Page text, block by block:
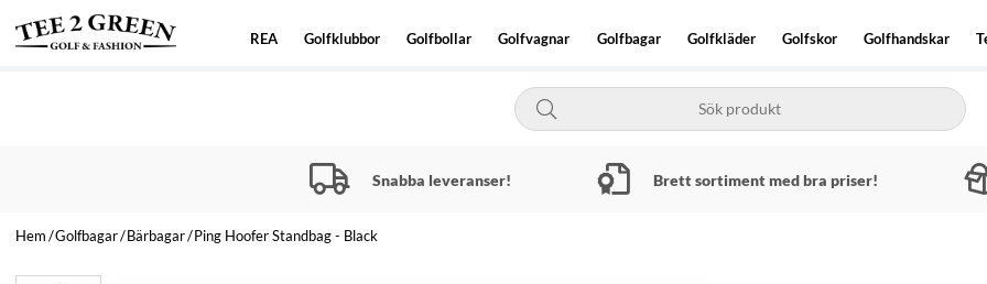
REA Golfklubbor Golfbollar Golfvagnar Golfbagar Golfkläder Golfskor Golfhandskar
Snabba leveranser! Brett sortiment med bra priser!
Hem Golfbagar Bärbagar Ping Hoofer Standbag - Black